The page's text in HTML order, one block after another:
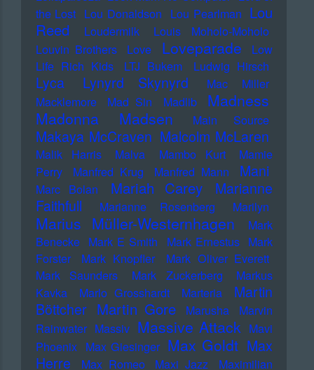
the Lost Lou Donaldson Lou Pearlman Lou
Reed
Loudermilk
Louis Moholo-Moholo
Louvin Brothers
Love Loveparade
Low
Life Rich Kids
LTJ Bukem Ludwig Hirsch
Lyca Lynyrd Skynyrd
Mac Miller
Macklemore
Mad Sin Madlib
Madness
Madonna
Madsen Main Source
Makaya McCraven Malcolm McLaren
Malik Harris Malva Mambo Kurt
Mamie
Perry
Manfred Krug Manfred Mann Mani
Marc Bolan Mariah Carey
Marianne
Faithfull
Marianne Rosenberg Marilyn
Marius Müller-Westernhagen
Mark
Benecke Mark E Smith Mark Ernestus Mark
Forster
Mark Knopfler
Mark Oliver Everett
Mark Saunders
Mark Zuckerberg
Markus
Kavka
Marlo Grosshardt Marteria
Martin
Böttcher Martin Gore Marusha
Marvin
Rainwater Massiv Massive Attack Mavi
Phoenix Max Giesinger Max Goldt Max
Herre
Max Romeo Maxi Jazz
Maximilian